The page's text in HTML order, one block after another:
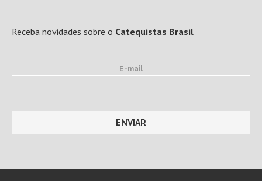
Receba novidades sobre o Catequistas Brasil
E-mail